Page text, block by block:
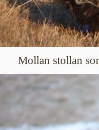
Mollan stollan